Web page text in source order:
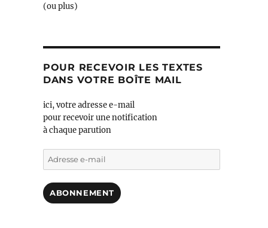
(ou plus)
POUR RECEVOIR LES TEXTES
DANS VOTRE BOÎTE MAIL
ici, votre adresse e-mail
pour recevoir une notification
à chaque parution
Adresse
e-
ABONNEMENT